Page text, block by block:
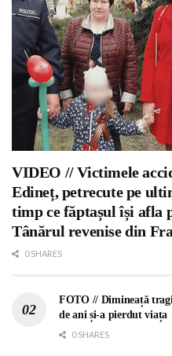
VIDEO // Victimele
Edineț, petrecute pe
timp ce făptașul își afla
Tânărul revenise din
0 SHARES
FOTO // Dimineață
de ani și-a pierdut viața
0 SHARES